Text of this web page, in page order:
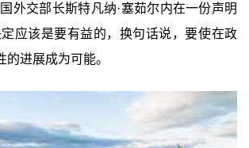
外交部长斯特凡纳·塞茹尔内在一份声明
应该是要有益的，换句话说，要使在政
进展成为可能。